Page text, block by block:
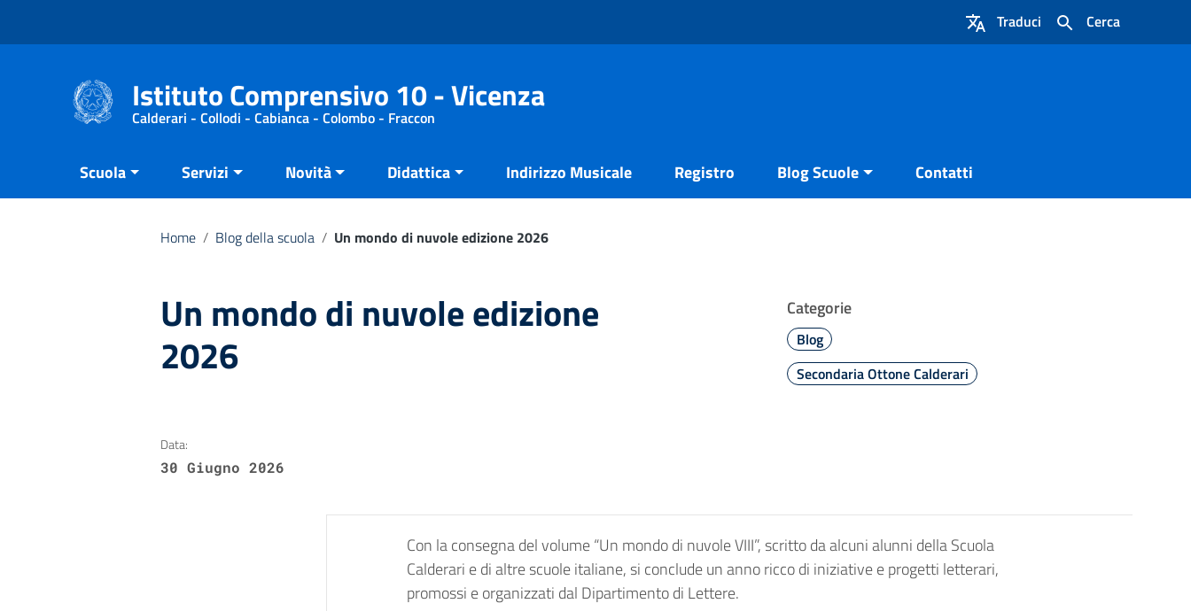
Cerca
Traduci
Istituto Comprensivo 10 - Vicenza
Calderari - Collodi - Cabianca - Colombo - Fraccon
Scuola Servizi Novità Didattica Indirizzo Musicale Registro Blog Scuole Contatti
Home / Blog della scuola / Un mondo di nuvole edizione 2026
Un mondo di nuvole edizione
2026
Categorie
Blog
Secondaria Ottone Calderari
Data:
30 Giugno 2026
Con la consegna del volume “Un mondo di nuvole VIII”, scritto da alcuni alunni della Scuola
Calderari e di altre scuole italiane, si conclude un anno ricco di iniziative e progetti letterari,
promossi e organizzati dal Dipartimento di Lettere.